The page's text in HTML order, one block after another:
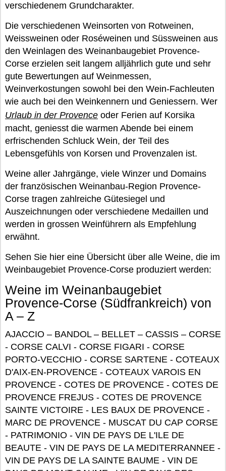
verschiedenem Grundcharakter.
Die verschiedenen Weinsorten von Rotweinen,
Weissweinen oder Roséweinen und Süssweinen aus
den Weinlagen des Weinanbaugebiet Provence-
Corse erzielen seit langem alljährlich gute und sehr
gute Bewertungen auf Weinmessen,
Weinverkostungen sowohl bei den Wein-Fachleuten
wie auch bei den Weinkennern und Geniessern. Wer
Urlaub in der Provence oder Ferien auf Korsika
macht, geniesst die warmen Abende bei einem
erfrischenden Schluck Wein, der Teil des
Lebensgefühls von Korsen und Provenzalen ist.
Weine aller Jahrgänge, viele Winzer und Domains
der französischen Weinanbau-Region Provence-
Corse tragen zahlreiche Gütesiegel und
Auszeichnungen oder verschiedene Medaillen und
werden in grossen Weinführern als Empfehlung
erwähnt.
Sehen Sie hier eine Übersicht über alle Weine, die im
Weinbaugebiet Provence-Corse produziert werden:
Weine im Weinanbaugebiet
Provence-Corse (Südfrankreich) von
A – Z
AJACCIO – BANDOL – BELLET – CASSIS – CORSE
- CORSE CALVI - CORSE FIGARI - CORSE
PORTO-VECCHIO - CORSE SARTENE - COTEAUX
D'AIX-EN-PROVENCE - COTEAUX VAROIS EN
PROVENCE - COTES DE PROVENCE - COTES DE
PROVENCE FREJUS - COTES DE PROVENCE
SAINTE VICTOIRE - LES BAUX DE PROVENCE -
MARC DE PROVENCE - MUSCAT DU CAP CORSE
- PATRIMONIO - VIN DE PAYS DE L'ILE DE
BEAUTE - VIN DE PAYS DE LA MEDITERRANNEE -
VIN DE PAYS DE LA SAINTE BAUME - VIN DE